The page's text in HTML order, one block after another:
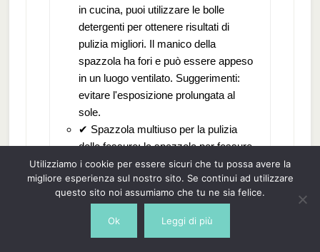
in cucina, puoi utilizzare le bolle
detergenti per ottenere risultati di
pulizia migliori. Il manico della
spazzola ha fori e può essere appeso
in un luogo ventilato. Suggerimenti:
evitare l'esposizione prolungata al
sole.
✔ Spazzola multiuso per la pulizia
delle fessure: la spazzola per fessure
a setole dure può pulire in profondità
molti punti stretti, come: lavandini,
stufe a gas, forni, giunti di piastrelle,
servizi igienici, rubinetti, tastiere di
Utilizziamo i cookie per essere sicuri che tu possa avere la
migliore esperienza sul nostro sito. Se continui ad utilizzare
questo sito noi assumiamo che tu ne sia felice.
Ok Leggi di più